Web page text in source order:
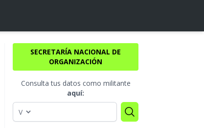
SECRETARÍA NACIONAL DE
ORGANIZACIÓN
Consulta tus datos como militante
aquí: